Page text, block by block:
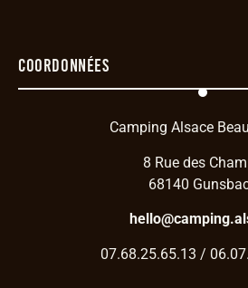
Coordonnées
Camping Alsace
8 Rue des
68140
07.68.25.65.13 /